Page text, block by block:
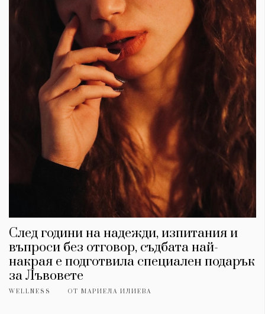
След години на надежди, изпитания и
въпроси без отговор, съдбата най-
накрая е подготвила специален подарък
за Лъвовете
WELLNESS ОТ МАРИЕЛА ИЛИЕВА